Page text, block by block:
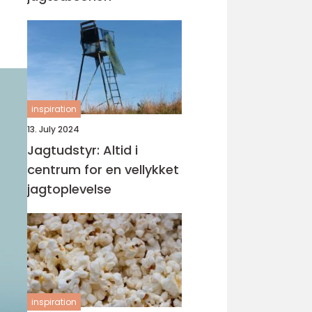
inspiration
13. July 2024
Jagtudstyr: Altid i
centrum for en vellykket
jagtoplevelse
inspiration